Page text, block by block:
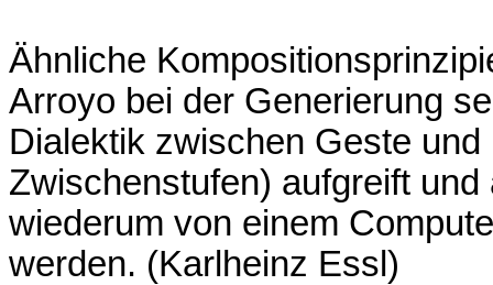
Ähnliche
Arroyo bei der Generierung
Dialektik zwischen Geste
Zwischenstufen) aufgreift
wiederum von einem
werden. (Karlheinz Essl)